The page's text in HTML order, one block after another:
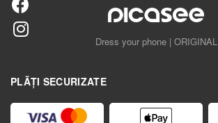
Dress your phone | ORIGINAL
PLĂȚI SECURIZATE